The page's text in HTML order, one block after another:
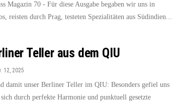
Magazin 70 - Für diese Ausgabe begaben wir uns in
reisten durch Prag, testeten Spezialitäten aus Südindien...
Teller aus dem QIU
12, 2025
damit unser Berliner Teller im QIU: Besonders gefiel uns
durch perfekte Harmonie und punktuell gesetzte